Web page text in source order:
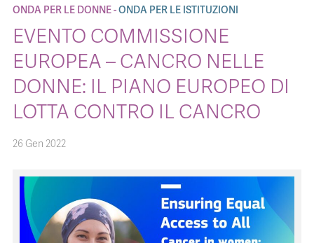
STRUMENTI
PROGETTI
NEWS
CONTATTI
ONDA PER LE DONNE ONDA PER LE ISTITUZIONI
EVENTO COMMISSIONE
EUROPEA – CANCRO NELLE
DONNE: IL PIANO EUROPEO DI
LOTTA CONTRO IL CANCRO
26 Gen 2022